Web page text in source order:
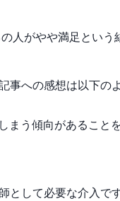
がやや満足という
への感想は以下の
う傾向があること
として必要な介入で